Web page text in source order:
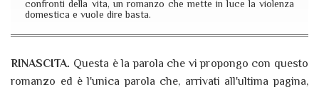
confronti della vita, un romanzo che mette in luce la violenza
domestica e vuole dire basta.
RINASCITA. Questa è la parola che vi propongo con questo
romanzo ed è l'unica parola che, arrivati all'ultima pagina,